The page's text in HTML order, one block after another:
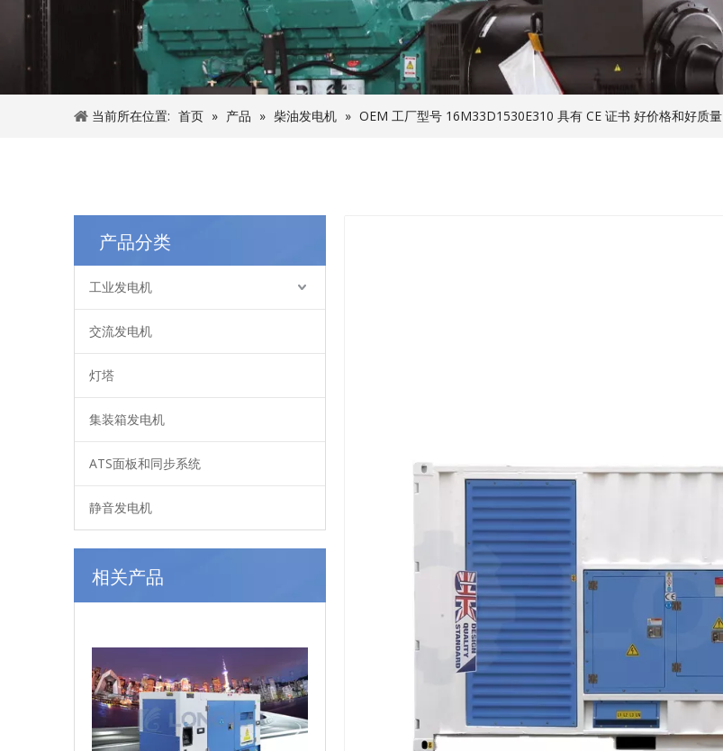
当前所在位置: 首页 » 产品 » 柴油发电机 » OEM 工厂型号 16M33D1530E310 具有 CE 证书 好价格和好质量
产品分类
工业发电机
交流发电机
灯塔
集装箱发电机
ATS面板和同步系统
静音发电机
相关产品